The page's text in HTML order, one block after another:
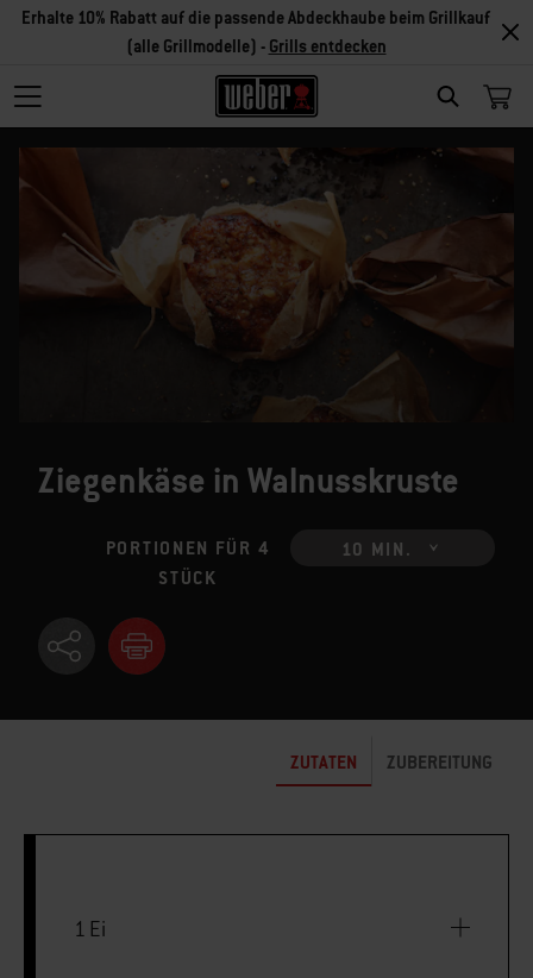
SEARCH
Erhalte 10% Rabatt auf die passende Abdeckhaube beim Grillkauf
(alle Grillmodelle) - Grills entdecken
Ziegenkäse in Walnusskruste
PORTIONEN FÜR 4
STÜCK
10 MIN.
ZUTATEN ZUBEREITUNG
1 Ei